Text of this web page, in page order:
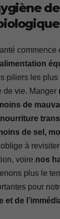
commence
alimentation
piliers les
de vie. Manger
de
de sel,
à
voire nos
plus le
pour
et de